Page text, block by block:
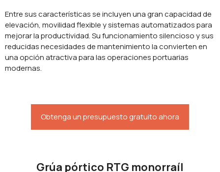
Entre sus características se incluyen una gran capacidad de
elevación, movilidad flexible y sistemas automatizados para
mejorar la productividad. Su funcionamiento silencioso y sus
reducidas necesidades de mantenimiento la convierten en
una opción atractiva para las operaciones portuarias
modernas.
Obtenga un presupuesto gratuito ahora
Grúa pórtico RTG monorraíl